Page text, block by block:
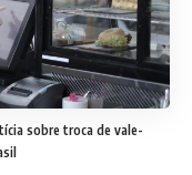
sobre troca de vale-